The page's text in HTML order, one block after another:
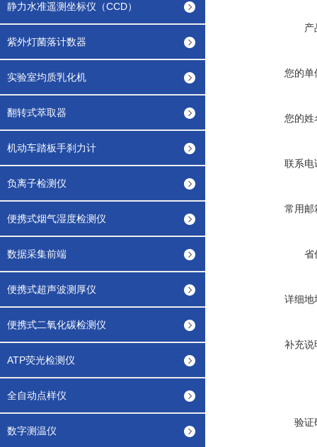
静力水准遥测坐标仪（CCD）
紫外灯菌落计数器
实验室均质乳化机
翻转式萃取器
机动车踏板手刹力计
负离子检测仪
便携式烟气湿度检测仪
数据采集前端
便携式超声波测厚仪
便携式二氧化碳检测仪
ATP荧光检测仪
全自动点样仪
数字测温仪
产
您的单
您的姓
联系电
常用邮
省
详细地
补充说
验证